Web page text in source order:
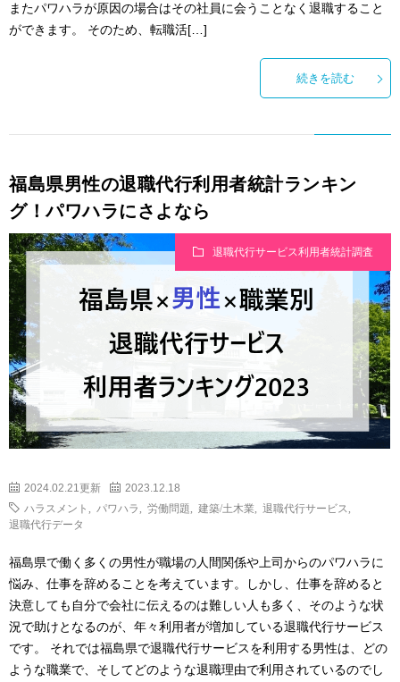
またパワハラが原因の場合はその社員に会うことなく退職すること
ができます。 そのため、転職活[…]
続きを読む
福島県男性の退職代行利用者統計ランキン
グ！パワハラにさよなら
退職代行サービス利用者統計調査
2024.02.21更新 2023.12.18
ハラスメント パワハラ 労働問題 建築/土木業 退職代行サービス
退職代行データ
福島県で働く多くの男性が職場の人間関係や上司からのパワハラに
悩み、仕事を辞めることを考えています。しかし、仕事を辞めると
決意しても自分で会社に伝えるのは難しい人も多く、そのような状
況で助けとなるのが、年々利用者が増加している退職代行サービス
です。 それでは福島県で退職代行サービスを利用する男性は、どの
ような職業で、そしてどのような退職理由で利用されているのでし